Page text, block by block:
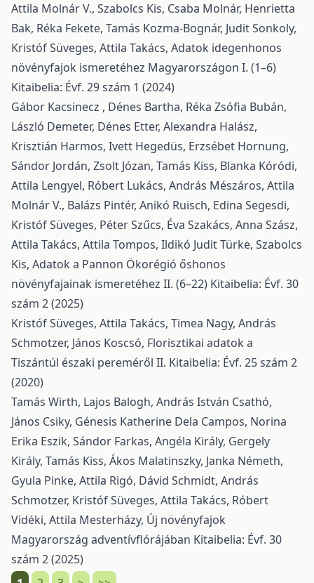
Attila Molnár V., Szabolcs Kis, Csaba Molnár, Henrietta
Bak, Réka Fekete, Tamás Kozma-Bognár, Judit Sonkoly,
Kristóf Süveges, Attila Takács, Adatok idegenhonos
növényfajok ismeretéhez Magyarországon I. (1–6)
Kitaibelia: Évf. 29 szám 1 (2024)
Gábor Kacsinecz , Dénes Bartha, Réka Zsófia Bubán,
László Demeter, Dénes Etter, Alexandra Halász,
Krisztián Harmos, Ivett Hegedüs, Erzsébet Hornung,
Sándor Jordán, Zsolt Józan, Tamás Kiss, Blanka Kóródi,
Attila Lengyel, Róbert Lukács, András Mészáros, Attila
Molnár V., Balázs Pintér, Anikó Ruisch, Edina Segesdi,
Kristóf Süveges, Péter Szűcs, Éva Szakács, Anna Szász,
Attila Takács, Attila Tompos, Ildikó Judit Türke, Szabolcs
Kis, Adatok a Pannon Ökorégió őshonos
növényfajainak ismeretéhez II. (6–22) Kitaibelia: Évf. 30
szám 2 (2025)
Kristóf Süveges, Attila Takács, Timea Nagy, András
Schmotzer, János Koscsó, Florisztikai adatok a
Tiszántúl északi pereméről II. Kitaibelia: Évf. 25 szám 2
(2020)
Tamás Wirth, Lajos Balogh, András István Csathó,
János Csiky, Génesis Katherine Dela Campos, Norina
Erika Eszik, Sándor Farkas, Angéla Király, Gergely
Király, Tamás Kiss, Ákos Malatinszky, Janka Németh,
Gyula Pinke, Attila Rigó, Dávid Schmidt, András
Schmotzer, Kristóf Süveges, Attila Takács, Róbert
Vidéki, Attila Mesterházy, Új növényfajok
Magyarország adventívflórájában Kitaibelia: Évf. 30
szám 2 (2025)